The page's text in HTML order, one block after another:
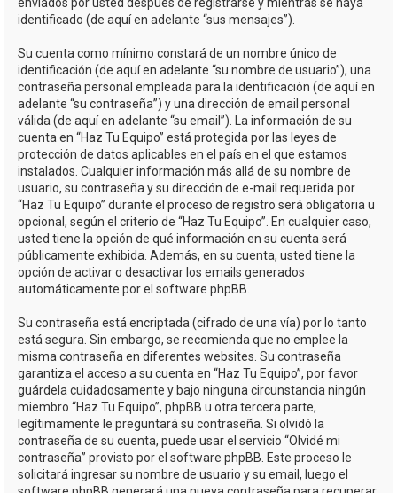
identificado (de aquí en adelante “sus mensajes”).
Su cuenta como mínimo constará de un nombre único de
identificación (de aquí en adelante “su nombre de usuario”), una
contraseña personal empleada para la identificación (de aquí en
adelante “su contraseña”) y una dirección de email personal
válida (de aquí en adelante “su email”). La información de su
cuenta en “Haz Tu Equipo” está protegida por las leyes de
protección de datos aplicables en el país en el que estamos
instalados. Cualquier información más allá de su nombre de
usuario, su contraseña y su dirección de e-mail requerida por
“Haz Tu Equipo” durante el proceso de registro será obligatoria u
opcional, según el criterio de “Haz Tu Equipo”. En cualquier caso,
usted tiene la opción de qué información en su cuenta será
públicamente exhibida. Además, en su cuenta, usted tiene la
opción de activar o desactivar los emails generados
automáticamente por el software phpBB.
Su contraseña está encriptada (cifrado de una vía) por lo tanto
está segura. Sin embargo, se recomienda que no emplee la
misma contraseña en diferentes websites. Su contraseña
garantiza el acceso a su cuenta en “Haz Tu Equipo”, por favor
guárdela cuidadosamente y bajo ninguna circunstancia ningún
miembro “Haz Tu Equipo”, phpBB u otra tercera parte,
legítimamente le preguntará su contraseña. Si olvidó la
contraseña de su cuenta, puede usar el servicio “Olvidé mi
contraseña” provisto por el software phpBB. Este proceso le
solicitará ingresar su nombre de usuario y su email, luego el